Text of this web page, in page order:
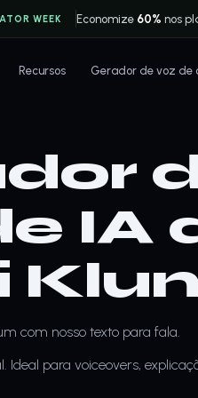
WEEK Economize 60% nos
Recursos Gerador de voz de
IA
com nosso texto para fala.
para voiceovers,